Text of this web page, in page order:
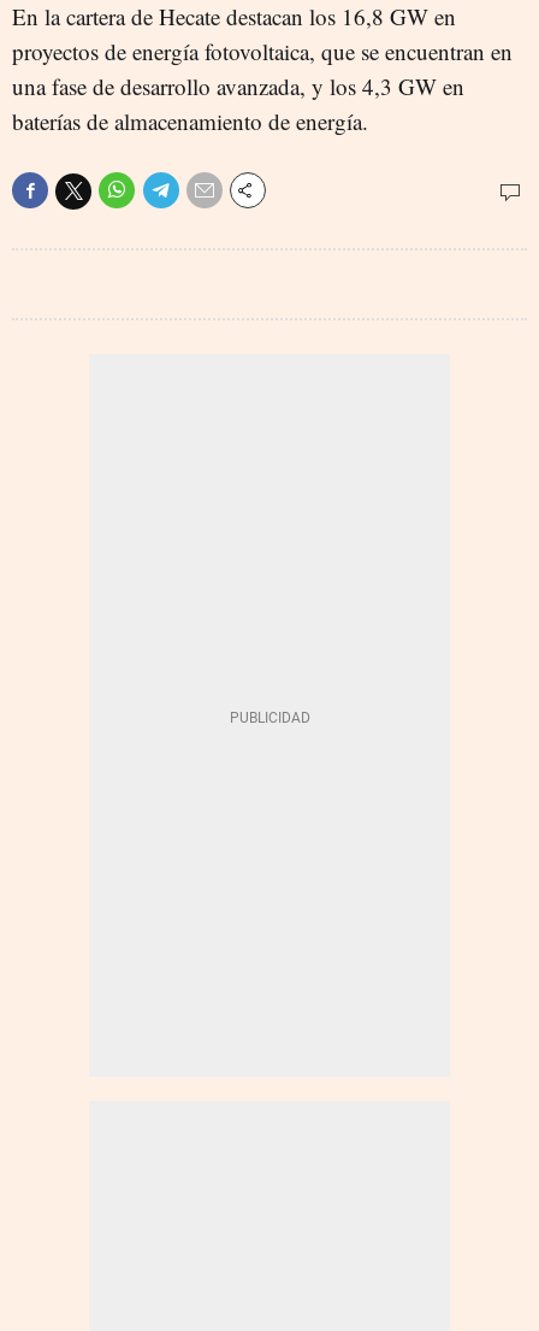
En la cartera de Hecate destacan los 16,8 GW en
proyectos de energía fotovoltaica, que se encuentran en
una fase de desarrollo avanzada, y los 4,3 GW en
baterías de almacenamiento de energía.